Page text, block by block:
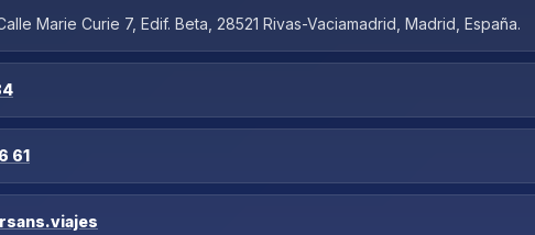
Marie Curie 7, Edif. Beta, 28521 Rivas-Vaciamadrid, Madrid, España.
61